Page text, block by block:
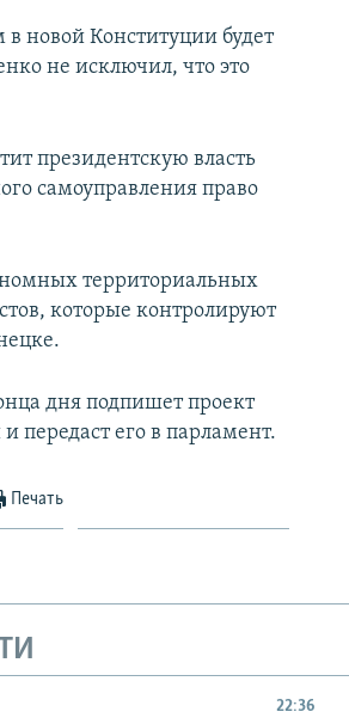
в новой Конституции будет
не исключил, что это
президентскую власть
самоуправления право
территориальных
которые контролируют
дня подпишет проект
передаст его в парламент.
Печать
22:36